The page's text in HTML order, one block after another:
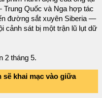
Quốc và Nga hợp tác
đường sắt xuyên Siberia —
cảnh sát bị một trận lũ lụt dữ
2 tháng 5.
sẽ khai mạc vào giữa